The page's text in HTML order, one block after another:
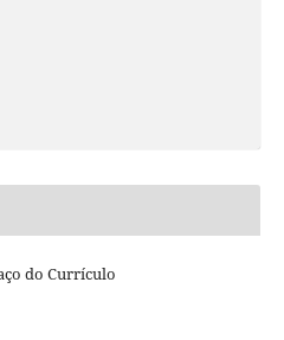
do Currículo